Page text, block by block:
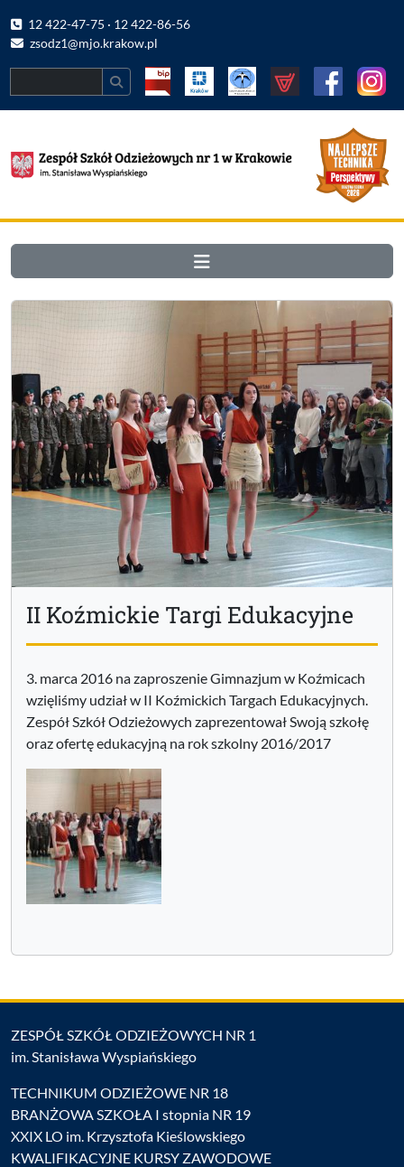
12 422-47-75 · 12 422-86-56
zsodz1@mjo.krakow.pl
II Koźmickie Targi Edukacyjne
3. marca 2016 na zaproszenie Gimnazjum w Koźmicach
wzięliśmy udział w II Koźmickich Targach Edukacyjnych.
Zespół Szkół Odzieżowych zaprezentował Swoją szkołę
oraz ofertę edukacyjną na rok szkolny 2016/2017
ZESPÓŁ SZKÓŁ ODZIEŻOWYCH NR 1
im. Stanisława Wyspiańskiego
TECHNIKUM ODZIEŻOWE NR 18
BRANŻOWA SZKOŁA I stopnia NR 19
XXIX LO im. Krzysztofa Kieślowskiego
KWALIFIKACYJNE KURSY ZAWODOWE